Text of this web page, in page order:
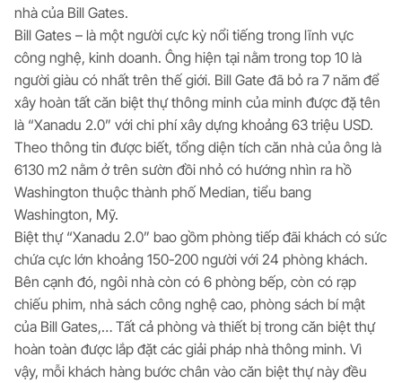
nhà của Bill Gates.
Bill Gates – là một người cực kỳ nổi tiếng trong lĩnh vực
công nghệ, kinh doanh. Ông hiện tại nằm trong top 10 là
người giàu có nhất trên thế giới. Bill Gate đã bỏ ra 7 năm để
xây hoàn tất căn biệt thự thông minh của minh được đặ tên
là “Xanadu 2.0” với chi phí xây dựng khoảng 63 triệu USD.
Theo thông tin được biết, tổng diện tích căn nhà của ông là
6130 m2 nằm ở trên sườn đồi nhỏ có hướng nhìn ra hồ
Washington thuộc thành phố Median, tiểu bang
Washington, Mỹ.
Biệt thự “Xanadu 2.0” bao gồm phòng tiếp đãi khách có sức
chứa cực lớn khoảng 150-200 người với 24 phòng khách.
Bên cạnh đó, ngôi nhà còn có 6 phòng bếp, còn có rạp
chiếu phim, nhà sách công nghệ cao, phòng sách bí mật
của Bill Gates,… Tất cả phòng và thiết bị trong căn biệt thự
hoàn toàn được lắp đặt các giải pháp nhà thông minh. Vì
vậy, mỗi khách hàng bước chân vào căn biệt thự này đều